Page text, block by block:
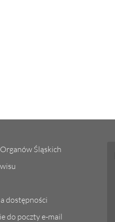
Śląskich
dostępności
do poczty e-mail